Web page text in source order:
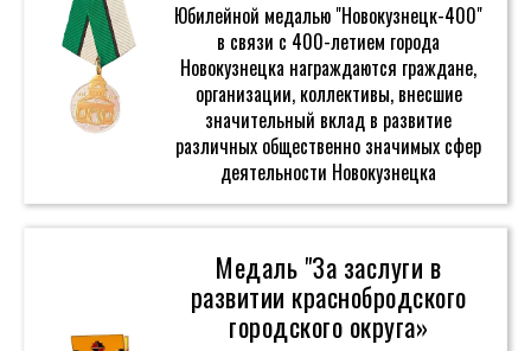
Юбилейной медалью "Новокузнецк-400"
в связи с 400-летием города
Новокузнецка награждаются граждане,
организации, коллективы, внесшие
значительный вклад в развитие
различных общественно значимых сфер
деятельности Новокузнецка
Медаль "За заслуги в
развитии краснобродского
городского округа»